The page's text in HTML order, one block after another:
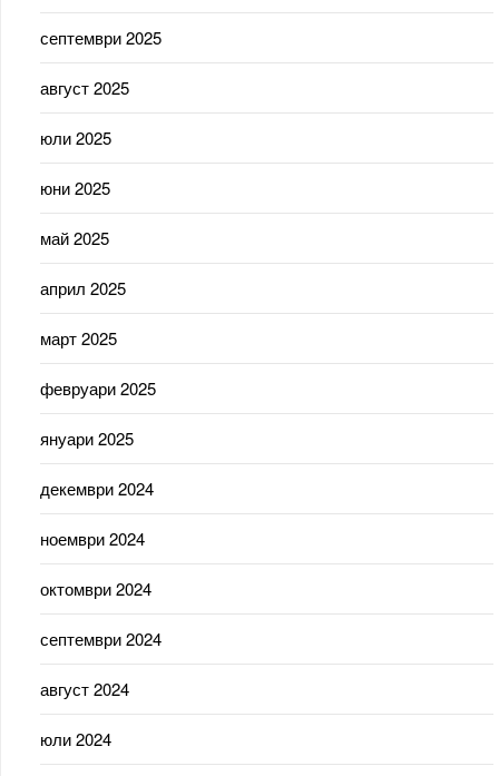
септември 2025
август 2025
юли 2025
юни 2025
май 2025
април 2025
март 2025
февруари 2025
януари 2025
декември 2024
ноември 2024
октомври 2024
септември 2024
август 2024
юли 2024